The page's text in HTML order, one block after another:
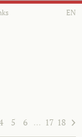
EN
5 6 … 17 18